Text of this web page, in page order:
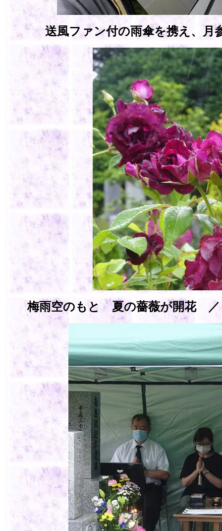
送風ファン付の雨傘を携え、月
梅雨空のもと 夏の薔薇が開花